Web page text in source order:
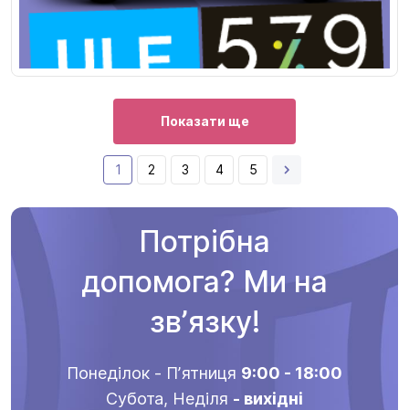
Показати ще
1 2 3 4 5
Потрібна
допомога? Ми на
звʼязку!
Понеділок - Пʼятниця 9:00 - 18:00
Субота, Неділя - вихідні